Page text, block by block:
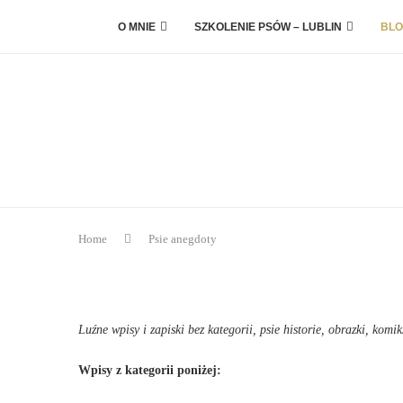
O MNIE SZKOLENIE PSÓW – LUBLIN
Home Psie anegdoty
Luźne wpisy i zapiski bez kategorii, psie historie, obrazki,
Wpisy z kategorii poniżej: